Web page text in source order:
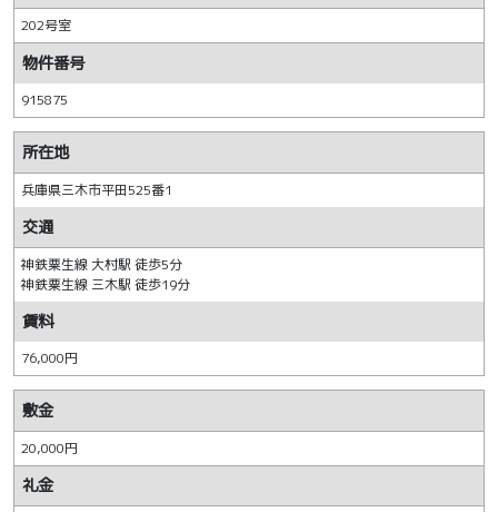
202号室
物件番号
915875
所在地
兵庫県三木市平田525番1
交通
神鉄粟生線 大村駅 徒歩5分
神鉄粟生線 三木駅 徒歩19分
賃料
76,000円
敷金
20,000円
礼金